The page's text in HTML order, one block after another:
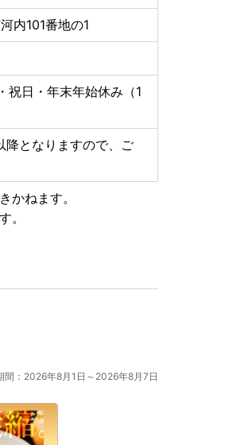
内101番地の1
祝日・年末年始休み（1
降となりますので、ご
かねます。
。
間：2026年8月1日～2026年8月7日